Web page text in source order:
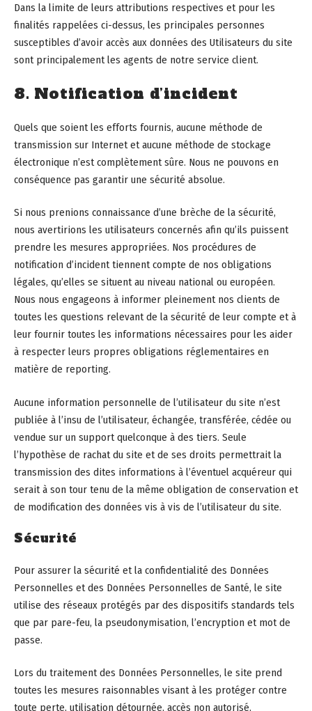
Dans la limite de leurs attributions respectives et pour les
finalités rappelées ci-dessus, les principales personnes
susceptibles d’avoir accès aux données des Utilisateurs du site
sont principalement les agents de notre service client.
8. Notification d’incident
Quels que soient les efforts fournis, aucune méthode de
transmission sur Internet et aucune méthode de stockage
électronique n’est complètement sûre. Nous ne pouvons en
conséquence pas garantir une sécurité absolue.
Si nous prenions connaissance d’une brèche de la sécurité,
nous avertirions les utilisateurs concernés afin qu’ils puissent
prendre les mesures appropriées. Nos procédures de
notification d’incident tiennent compte de nos obligations
légales, qu’elles se situent au niveau national ou européen.
Nous nous engageons à informer pleinement nos clients de
toutes les questions relevant de la sécurité de leur compte et à
leur fournir toutes les informations nécessaires pour les aider
à respecter leurs propres obligations réglementaires en
matière de reporting.
Aucune information personnelle de l’utilisateur du site n’est
publiée à l’insu de l’utilisateur, échangée, transférée, cédée ou
vendue sur un support quelconque à des tiers. Seule
l’hypothèse de rachat du site et de ses droits permettrait la
transmission des dites informations à l’éventuel acquéreur qui
serait à son tour tenu de la même obligation de conservation et
de modification des données vis à vis de l’utilisateur du site.
Sécurité
Pour assurer la sécurité et la confidentialité des Données
Personnelles et des Données Personnelles de Santé, le site
utilise des réseaux protégés par des dispositifs standards tels
que par pare-feu, la pseudonymisation, l’encryption et mot de
passe.
Lors du traitement des Données Personnelles, le site prend
toutes les mesures raisonnables visant à les protéger contre
toute perte, utilisation détournée, accès non autorisé,